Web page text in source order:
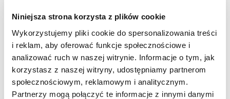
Niniejsza strona korzysta z plików cookie
Wykorzystujemy pliki cookie do spersonalizowania treści
i reklam, aby oferować funkcje społecznościowe i
analizować ruch w naszej witrynie. Informacje o tym, jak
korzystasz z naszej witryny, udostępniamy partnerom
społecznościowym, reklamowym i analitycznym.
Partnerzy mogą połączyć te informacje z innymi danymi